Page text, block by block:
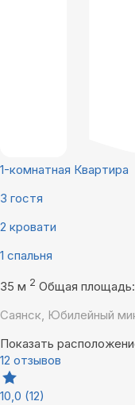
1-комнатная Квартира
3 гостя
2 кровати
1 спальня
35 м 2 Общая
Саянск, Юбилейный
Показать
12 отзывов
10,0 (12)